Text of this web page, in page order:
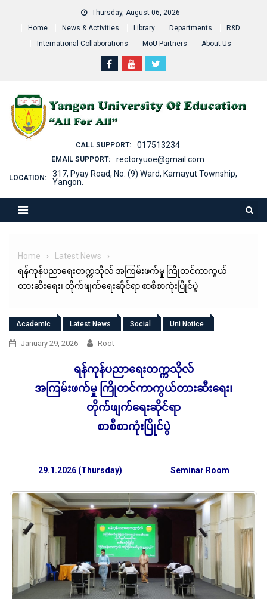
Thursday, August 06, 2026
Home
News & Activities Library Departments
R&D
International Collaborations
MoU Partners About Us
CALL SUPPORT: 017513234
EMAIL SUPPORT: rectoryuoe@gmail.com
LOCATION:
317, Pyay Road, No. (9) Ward, Kamayut Township,
Yangon.
Home
Latest News
ရန်ကုန်ပညာရေးတက္ကသိုလ် အကြမ်းဖက်မှု ကြိုတင်ကာကွယ်
တားဆီးရေး၊ တိုက်ဖျက်ရေးဆိုင်ရာ စာစီစာကုံးပြိုင်ပွဲ
Academic Latest News Social Uni Notice
January 29, 2026 Root
ရန်ကုန်ပညာရေးတက္ကသိုလ်
အကြမ်းဖက်မှု ကြိုတင်ကာကွယ်တားဆီးရေး၊
တိုက်ဖျက်ရေးဆိုင်ရာ
စာစီစာကုံးပြိုင်ပွဲ
29.1.2026 (Thursday) Seminar Room